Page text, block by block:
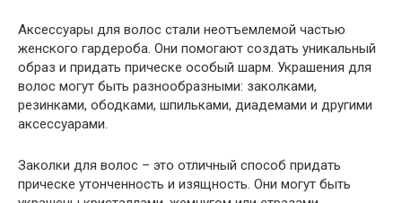
Аксессуары для волос стали неотъемлемой частью
женского гардероба. Они помогают создать уникальный
образ и придать прическе особый шарм. Украшения для
волос могут быть разнообразными: заколками,
резинками, ободками, шпильками, диадемами и другими
аксессуарами.
Заколки для волос – это отличный способ придать
прическе утонченность и изящность. Они могут быть